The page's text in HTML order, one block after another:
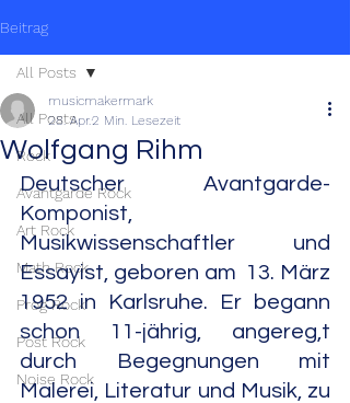
Beitrag
All Posts
Rock
Avantgarde Rock
Art Rock
Math Rock
Prog Rock
Post Rock
Noise Rock
All Posts
Wolfgang Rihm
musicmakermark
28. Apr.2 Min. Lesezeit
Deutscher Avantgarde-
Komponist,
Musikwissenschaftler und
Essayist, geboren am  13. März
1952 in Karlsruhe. Er begann
schon 11-jährig, angereg,t
durch Begegnungen mit
Malerei, Literatur und Musik, zu